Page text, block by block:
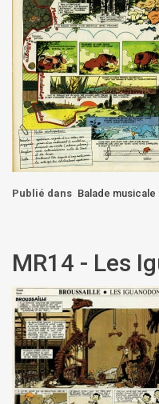
Publié dans Balade musicale
MR14 - Les